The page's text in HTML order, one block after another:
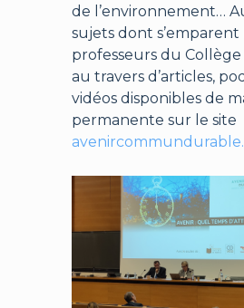
de l’environnement…
sujets dont s’emparent
professeurs du Collège
au travers d’articles,
vidéos disponibles de
permanente sur le site